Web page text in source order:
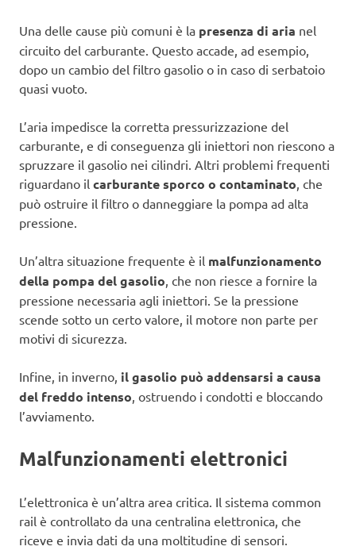
Una delle cause più comuni è la presenza di aria nel
circuito del carburante. Questo accade, ad esempio,
dopo un cambio del filtro gasolio o in caso di serbatoio
quasi vuoto.
L’aria impedisce la corretta pressurizzazione del
carburante, e di conseguenza gli iniettori non riescono a
spruzzare il gasolio nei cilindri. Altri problemi frequenti
riguardano il carburante sporco o contaminato , che
può ostruire il filtro o danneggiare la pompa ad alta
pressione.
Un’altra situazione frequente è il malfunzionamento
della pompa del gasolio , che non riesce a fornire la
pressione necessaria agli iniettori. Se la pressione
scende sotto un certo valore, il motore non parte per
motivi di sicurezza.
Infine, in inverno, il gasolio può addensarsi a causa
del freddo intenso , ostruendo i condotti e bloccando
l’avviamento.
Malfunzionamenti elettronici
L’elettronica è un’altra area critica. Il sistema common
rail è controllato da una centralina elettronica, che
riceve e invia dati da una moltitudine di sensori.